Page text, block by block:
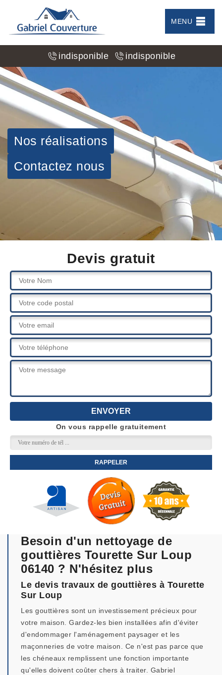
MENU
indisponible indisponible
Nos réalisations
Contactez nous
Devis gratuit
On vous rappelle gratuitement
Besoin d'un nettoyage de
gouttières Tourette Sur Loup
06140 ? N'hésitez plus
Le devis travaux de gouttières à Tourette
Sur Loup
Les gouttières sont un investissement précieux pour
votre maison. Gardez-les bien installées afin d'éviter
d'endommager l'aménagement paysager et les
maçonneries de votre maison. Ce n'est pas parce que
les chéneaux remplissent une fonction importante
qu'elles doivent coûter chers à traiter. Gabriel